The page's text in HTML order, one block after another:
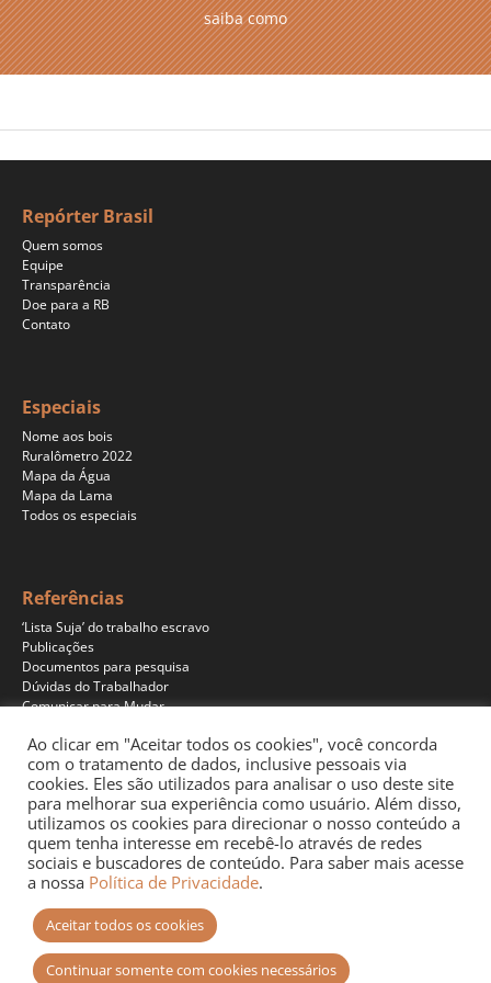
saiba como
Repórter Brasil
Quem somos
Equipe
Transparência
Doe para a RB
Contato
Especiais
Nome aos bois
Ruralômetro 2022
Mapa da Água
Mapa da Lama
Todos os especiais
Referências
‘Lista Suja’ do trabalho escravo
Publicações
Documentos para pesquisa
Dúvidas do Trabalhador
Comunicar para Mudar
Programas
Jornalismo
Pesquisa
Educação
Documentários
Ao clicar em "Aceitar todos os cookies", você concorda
com o tratamento de dados, inclusive pessoais via
cookies. Eles são utilizados para analisar o uso deste site
para melhorar sua experiência como usuário. Além disso,
utilizamos os cookies para direcionar o nosso conteúdo a
quem tenha interesse em recebê-lo através de redes
sociais e buscadores de conteúdo. Para saber mais acesse
a nossa Política de Privacidade.
Aceitar todos os cookies
Continuar somente com cookies necessários